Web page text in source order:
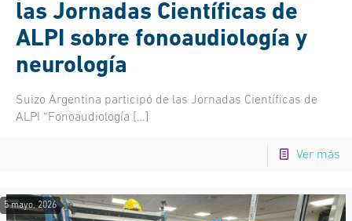
las Jornadas Científicas de
ALPI sobre fonoaudiología y
neurología
Suizo Argentina participó de las Jornadas Científicas de
ALPI “Fonoaudiología […]
Ver más
5 mayo, 2026